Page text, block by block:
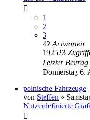
1
2
3
42 Antworten
192523
Letzter Beitrag
Donnerstag 6.
polnische Fahrzeuge
von Steffen »
Nutzerdefinierte